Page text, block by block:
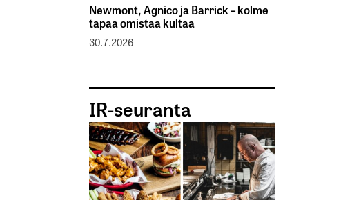
Newmont, Agnico ja Barrick – kolme
tapaa omistaa kultaa
30.7.2026
IR-seuranta